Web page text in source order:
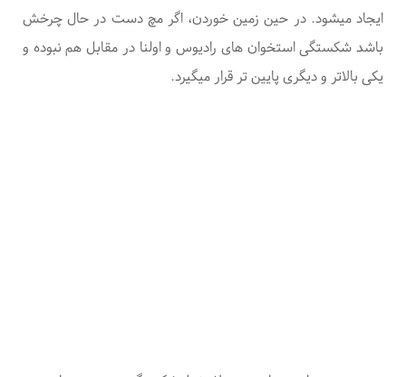
ایجاد میشود. در حین زمین خوردن، اگر مچ دست در حال چرخش
باشد شکستگی استخوان های رادیوس و اولنا در مقابل هم نبوده و
یکی بالاتر و دیگری پایین تر قرار میگیرد.